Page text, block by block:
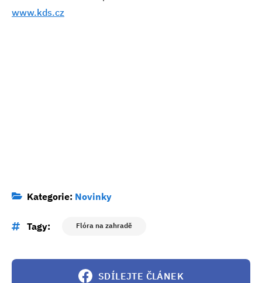
www.kds.cz
Kategorie: Novinky
Tagy: Flóra na zahradě
SDÍLEJTE ČLÁNEK